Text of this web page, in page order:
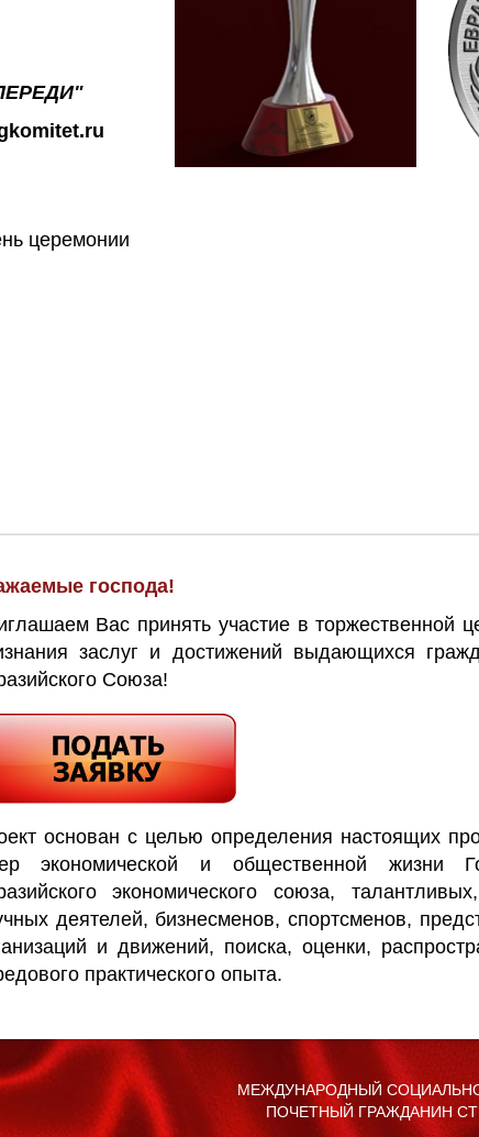
.ru
церемонии
господа!
Вас принять участие в торжественной
заслуг и достижений выдающихся
Союза!
основан с целью определения настоящих
экономической и общественной жизни
экономического союза,
деятелей, бизнесменов, спортсменов,
и движений, поиска, оценки,
практического опыта.
МЕЖДУНАРОДНЫЙ
ПОЧЕТНЫЙ ГРАЖДАНИН